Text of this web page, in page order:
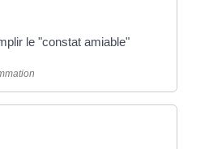
le "constat amiable"